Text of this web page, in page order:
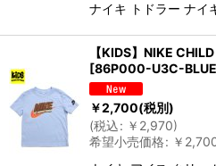
ナイキ トドラー ナイ
【KIDS】NIKE
[86P000-U3C-BLUE
￥2,700(税別)
(税込: ￥ 2,970)
希望小売価格: ￥